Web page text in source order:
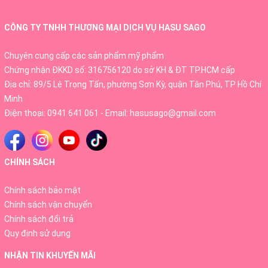
dùng thuốc kháng sinh nhiều làm mất cân bằng vi sinh
đường ruột.
- Các triệu chứng thường gặp phổ biến như rối loạn tiêu
hóa, táo bón, tiêu chảy, ợ nóng, chán ăn,… là những dấu
hiệu dễ nhận biết nhất. Ngay lúc này, việc bổ sung men vi
miễn dịch cho hệ tiêu hóa khỏe mạnh rất cần thiết.
- Health Aid Bifina R có công thức ưu việt chứa 2 lợi
chất xơ hòa tan - thức ăn sẵn có cho lợi khuẩn trong mỗi
gói men, giúp tiêu hóa và hấp thụ dinh dưỡng tốt nhất.
Sản phẩm có thể bổ sung vào bất kỳ thời điểm nào trong
sinh thông thường.
CÔNG TY TNHH THƯƠNG MẠI DỊCH VỤ HASU SAGO
Chuyên cung cấp các sản phẩm mỹ phẩm
Chứng nhận ĐKKD số: 316756120 do sở KH & ĐT TP.HCM cấp
Địa chỉ: 89/5 Lê Trọng Tấn, phường Sơn Kỳ, quận Tân Phú, TP Hồ Chí
Minh
Điện thoại: 0941 641 061 - Email: hasusago@gmail.com
CHÍNH SÁCH
Chính sách bảo mật
Chính sách vận chuyển
Chính sách đổi trả
Quy định sử dụng
NHẬN TIN KHUYẾN MÃI